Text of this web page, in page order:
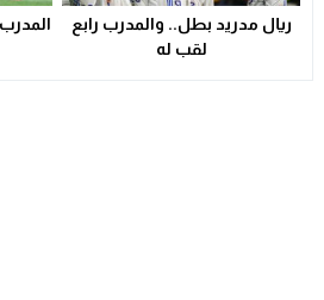
ريال مدريد بطل.. والمدرب رابع
لقب له